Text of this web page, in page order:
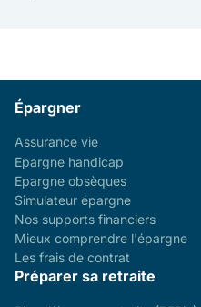
Épargner
Assurance vie
Epargne handicap
Epargne obsèques
Simulateur épargne
Nos supports financiers
Mieux comprendre l'épargne
Les frais de contrat
Préparer sa retraite